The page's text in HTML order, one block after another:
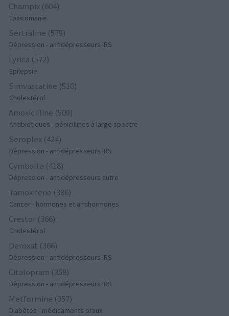
Champix (604)
Toxicomanie
Sertraline (579)
Dépression - antidépresseurs IRS
Lyrica (572)
Epilepsie
Simvastatine (510)
Cholestérol
Amoxicilline (509)
Antibiotiques - pénicillines à large spectre
Seroplex (424)
Dépression - antidépresseurs IRS
Cymbalta (418)
Dépression - antidépresseurs autre
Tamoxifene (386)
Cancer - hormones et antihormones
Crestor (366)
Cholestérol
Deroxat (366)
Dépression - antidépresseurs IRS
Citalopram (358)
Dépression - antidépresseurs IRS
Metformine (357)
Diabètes - médicaments oraux